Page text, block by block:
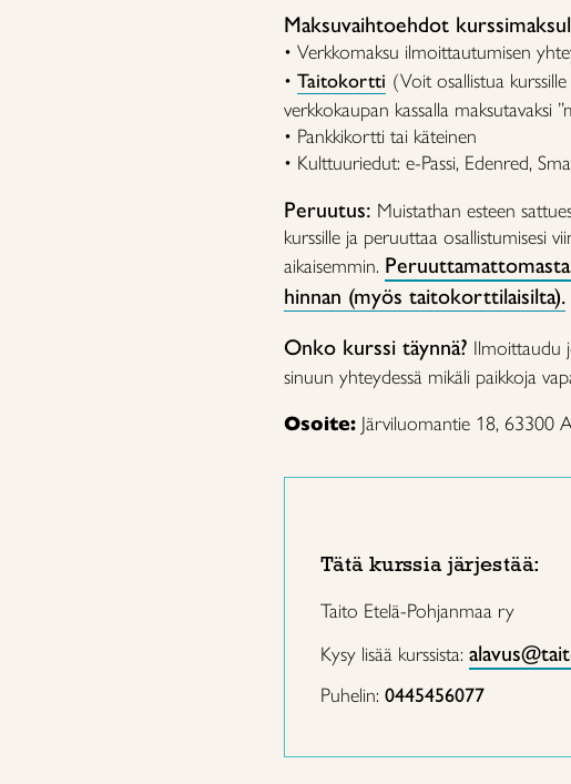
Maksuvaihtoehdot
• Verkkomaksu ilmoittautumisen
• Taitokortti (Voit osallistua
verkkokaupan kassalla maksutavaksi
• Pankkikortti tai käteinen
• Kulttuuriedut: e-Passi, Edenred,
Peruutus: Muistathan esteen
kurssille ja peruuttaa osallistumisesi
aikaisemmin.
hinnan (myös taitokorttilaisilta).
Onko kurssi täynnä? Ilmoittaudu
sinuun yhteydessä mikäli paikkoja
Osoite: Järviluomantie 18, 63300
Tätä kurssia järjestää:
Taito Etelä-Pohjanmaa ry
Kysy lisää kurssista:
Puhelin: 0445456077